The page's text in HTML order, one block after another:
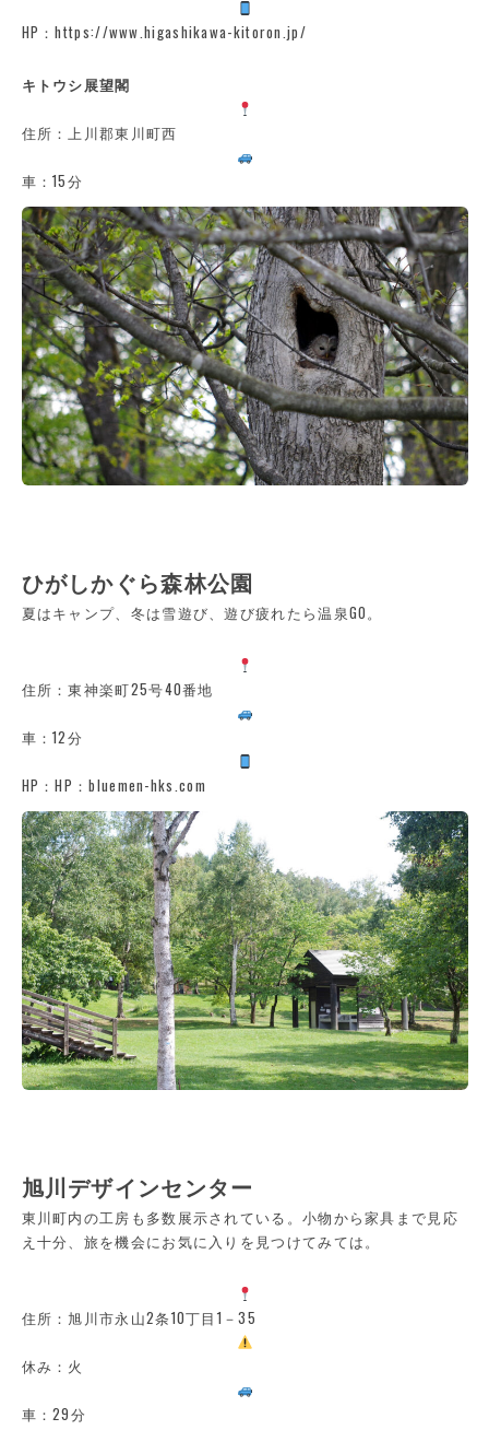
HP：https://www.higashikawa-kitoron.jp/
キトウシ展望閣
住所：上川郡東川町西
車：15分
ひがしかぐら森林公園
夏はキャンプ、冬は雪遊び、遊び疲れたら温泉GO。
住所：東神楽町25号40番地
車：12分
HP：HP：bluemen-hks.com
旭川デザインセンター
東川町内の工房も多数展示されている。小物から家具まで見応
え十分、旅を機会にお気に入りを見つけてみては。
住所：旭川市永山2条10丁目1－35
休み：火
車：29分